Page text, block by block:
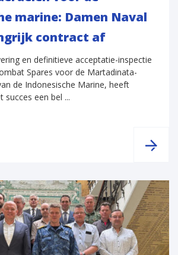
marine: Damen Naval
contract af
en definitieve acceptatie-inspectie
Spares voor de Martadinata-
de Indonesische Marine, heeft
succes een bel ...